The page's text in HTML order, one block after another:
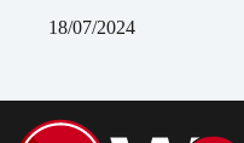
18/07/2024